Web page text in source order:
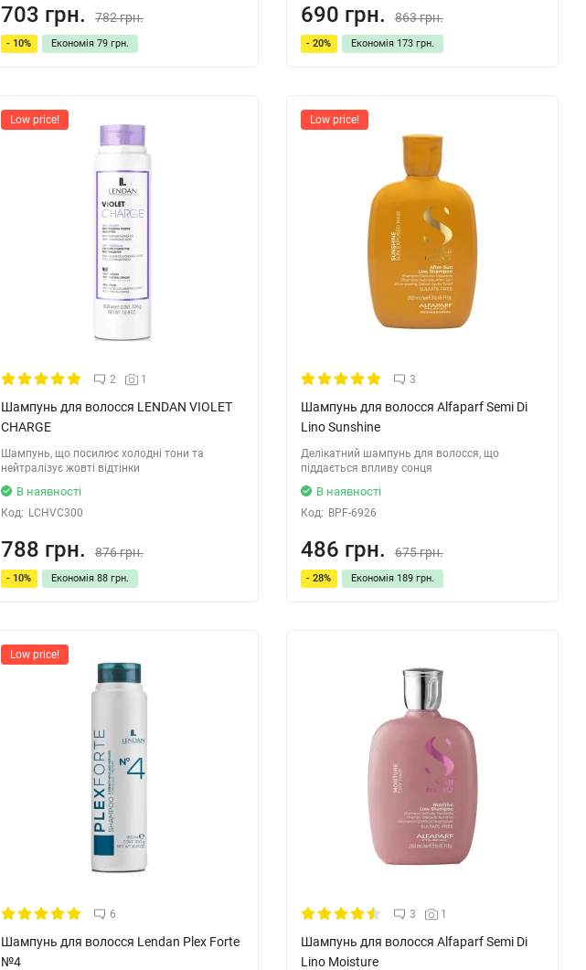
703 грн. 782 грн.
- 10% Економія 79 грн.
690 грн. 863 грн.
- 20% Економія 173 грн.
Low price!
2 1
Шампунь для волосся LENDAN VIOLET
CHARGE
Шампунь, що посилює холодні тони та
нейтралізує жовті відтінки
В наявності
Код: LCHVC300
788 грн. 876 грн.
- 10% Економія 88 грн.
Low price!
3
Шампунь для волосся Alfaparf Semi Di
Lino Sunshine
Делікатний шампунь для волосся, що
піддається впливу сонця
В наявності
Код: BPF-6926
486 грн. 675 грн.
- 28% Економія 189 грн.
Low price!
6
Шампунь для волосся Lendan Plex Forte
№4
3 1
Шампунь для волосся Alfaparf Semi Di
Lino Moisture